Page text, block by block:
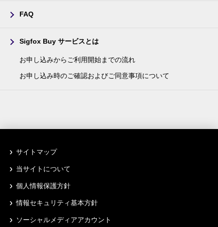
FAQ
Sigfox Buy サービスとは
お申し込みからご利用開始までの流れ
お申し込み時のご確認およびご同意事項について
サイトマップ
当サイトについて
個人情報保護方針
情報セキュリティ基本方針
ソーシャルメディアアカウント